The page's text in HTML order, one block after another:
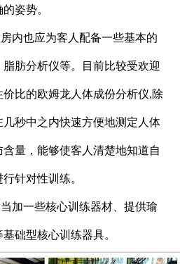
姿势。
内也应为客人配备一些基本的
肪分析仪等。目前比较受欢迎
比的欧姆龙人体成份分析仪,除
秒中之内快速方便地测定人体
量，能够使客人清楚地知道自
针对性训练。
加一些核心训练器材、提供瑜
础型核心训练器具。